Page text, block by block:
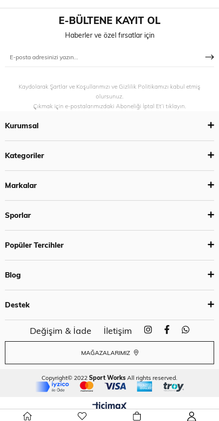
E-BÜLTENE KAYIT OL
Haberler ve özel fırsatlar için
Kaydolarak Şartlar ve Koşullarımızı ve Gizlilik Politikamızı kabul etmiş
olursunuz.
Çıkmak için e-postalarımızdaki Aboneliği İptal Et’i tıklayın.
Kurumsal
Kategoriler
Markalar
Sporlar
Popüler Tercihler
Blog
Destek
Değişim & İade İletişim
MAĞAZALARIMIZ
Copyright© 2022 Sport Works All rights reserved.